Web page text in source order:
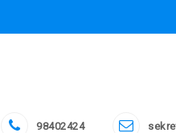
98402424